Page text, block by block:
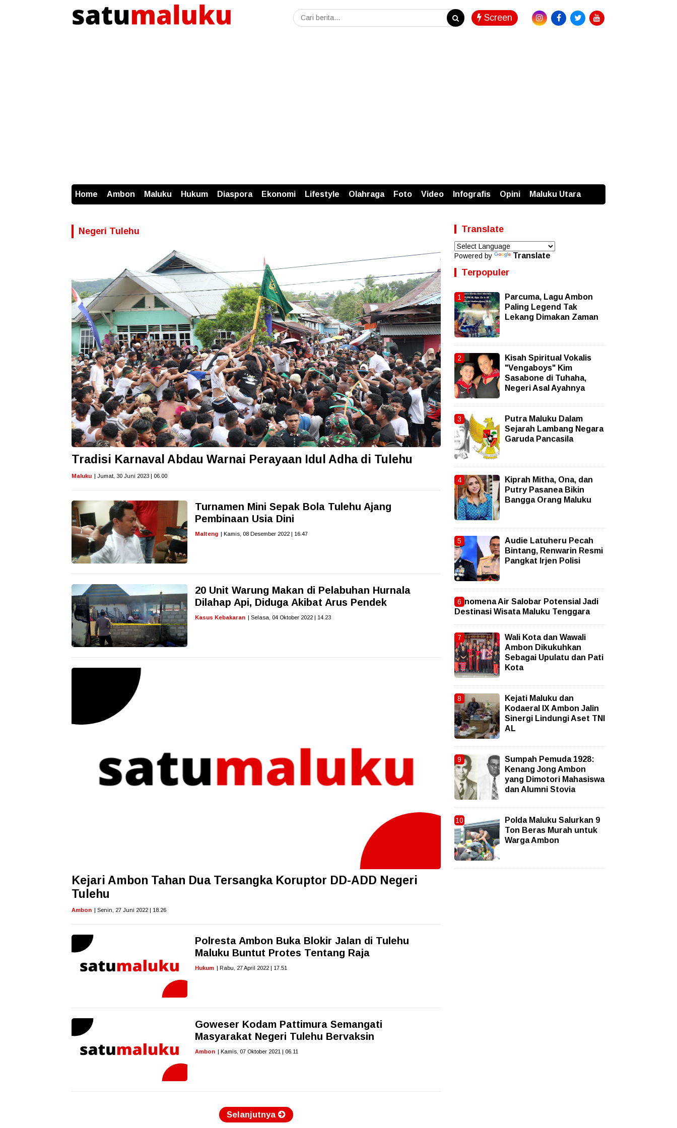
Screen
Home Ambon Maluku Hukum Diaspora Ekonomi Lifestyle Olahraga Foto Video Infografis Opini Maluku Utara
Negeri Tulehu
Tradisi Karnaval Abdau Warnai Perayaan Idul Adha di Tulehu
Maluku | Jumat, 30 Juni 2023 | 06.00
Turnamen Mini Sepak Bola Tulehu Ajang
Pembinaan Usia Dini
Malteng | Kamis, 08 Desember 2022 | 16.47
20 Unit Warung Makan di Pelabuhan Hurnala
Dilahap Api, Diduga Akibat Arus Pendek
Kasus Kebakaran | Selasa, 04 Oktober 2022 | 14.23
Kejari Ambon Tahan Dua Tersangka Koruptor DD-ADD Negeri
Tulehu
Ambon | Senin, 27 Juni 2022 | 18.26
Polresta Ambon Buka Blokir Jalan di Tulehu
Maluku Buntut Protes Tentang Raja
Hukum | Rabu, 27 April 2022 | 17.51
Goweser Kodam Pattimura Semangati
Masyarakat Negeri Tulehu Bervaksin
Ambon | Kamis, 07 Oktober 2021 | 06.11
Selanjutnya
Translate
Powered by Translate
Terpopuler
Parcuma, Lagu Ambon
Paling Legend Tak
Lekang Dimakan Zaman
Kisah Spiritual Vokalis
"Vengaboys" Kim
Sasabone di Tuhaha,
Negeri Asal Ayahnya
Putra Maluku Dalam
Sejarah Lambang Negara
Garuda Pancasila
Kiprah Mitha, Ona, dan
Putry Pasanea Bikin
Bangga Orang Maluku
Audie Latuheru Pecah
Bintang, Renwarin Resmi
Pangkat Irjen Polisi
Fenomena Air Salobar Potensial Jadi
Destinasi Wisata Maluku Tenggara
Wali Kota dan Wawali
Ambon Dikukuhkan
Sebagai Upulatu dan Pati
Kota
Kejati Maluku dan
Kodaeral IX Ambon Jalin
Sinergi Lindungi Aset TNI
AL
Sumpah Pemuda 1928:
Kenang Jong Ambon
yang Dimotori Mahasiswa
dan Alumni Stovia
Polda Maluku Salurkan 9
Ton Beras Murah untuk
Warga Ambon